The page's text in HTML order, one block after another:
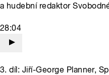
a hudební redaktor
28:04
3. díl: Jiří-George Planner,